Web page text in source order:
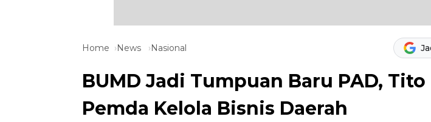
Home News Nasional
BUMD Jadi Tumpuan Baru PAD,
Pemda Kelola Bisnis Daerah